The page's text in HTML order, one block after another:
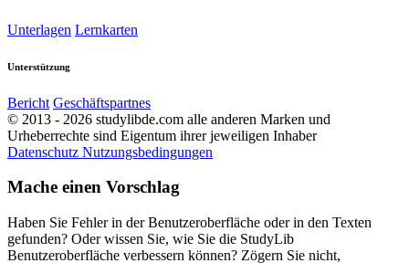
Unterlagen Lernkarten
Unterstützung
Bericht Geschäftspartnes
© 2013 - 2026 studylibde.com alle anderen Marken und
Urheberrechte sind Eigentum ihrer jeweiligen Inhaber
Datenschutz Nutzungsbedingungen
Mache einen Vorschlag
Haben Sie Fehler in der Benutzeroberfläche oder in den Texten
gefunden? Oder wissen Sie, wie Sie die StudyLib
Benutzeroberfläche verbessern können? Zögern Sie nicht,